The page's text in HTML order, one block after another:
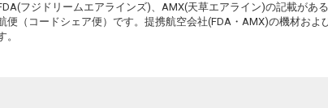
フジドリームエアラインズ)、AMX(天草エアライン)の記載が
便（コードシェア便）です。提携航空会社(FDA・AMX)の機材お
。